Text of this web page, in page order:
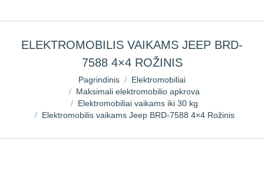
ELEKTROMOBILIS VAIKAMS JEEP BRD-
7588 4×4 ROŽINIS
Pagrindinis
Elektromobiliai
Maksimali elektromobilio apkrova
Elektromobiliai vaikams iki 30 kg
Elektromobilis vaikams Jeep BRD-7588 4×4 Rožinis